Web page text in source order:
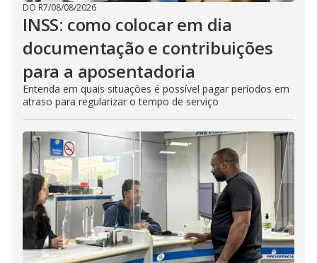
DO R7/08/08/2026
INSS: como colocar em dia
documentação e contribuições
para a aposentadoria
Entenda em quais situações é possível pagar períodos em
atraso para regularizar o tempo de serviço